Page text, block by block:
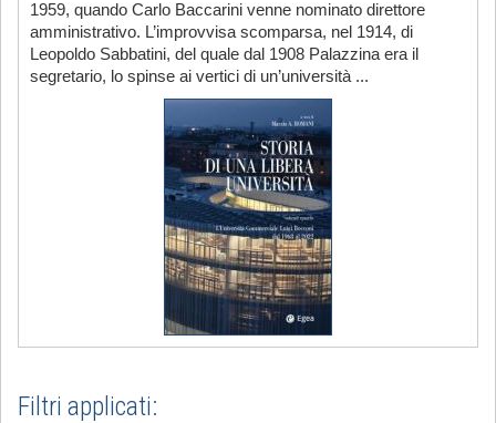
1959, quando Carlo Baccarini venne nominato direttore
amministrativo. L’improvvisa scomparsa, nel 1914, di
Leopoldo Sabbatini, del quale dal 1908 Palazzina era il
segretario, lo spinse ai vertici di un’università ...
Filtri applicati: